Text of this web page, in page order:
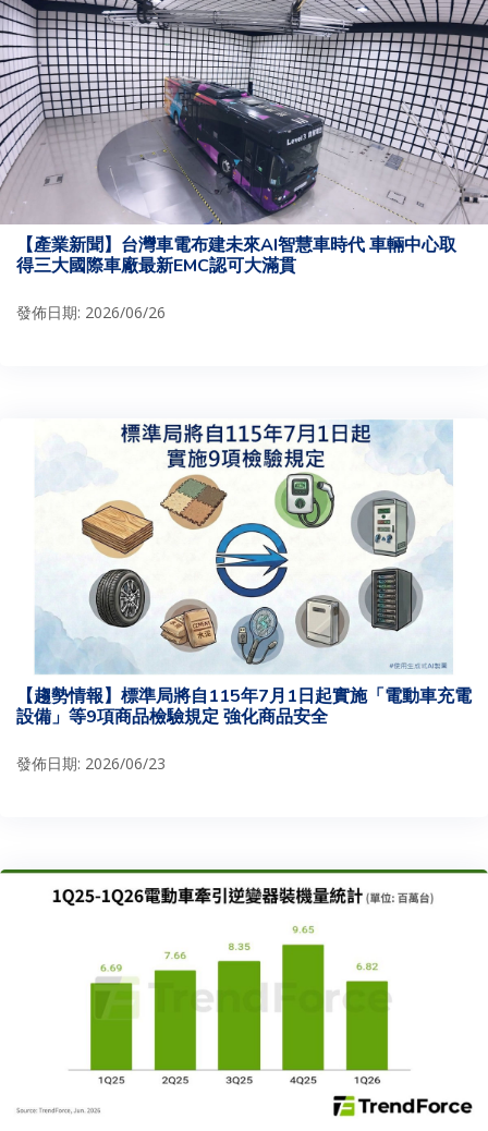
【產業新聞】台灣車電布建未來AI智慧車時代 車輛中心取
得三大國際車廠最新EMC認可大滿貫
發佈日期: 2026/06/26
【趨勢情報】標準局將自115年7月1日起實施「電動車充電
設備」等9項商品檢驗規定 強化商品安全
發佈日期: 2026/06/23